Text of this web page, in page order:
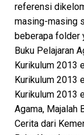
referensi
masing-masing
beberapa folder
Buku Pelajaran
Kurikulum 2013
Kurikulum 2013
Kurikulum 2013
Agama, Majalah
Cerita dari